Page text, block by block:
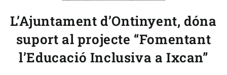
L’Ajuntament d’Ontinyent, dóna
suport al projecte “Fomentant
l’Educació Inclusiva a Ixcan”